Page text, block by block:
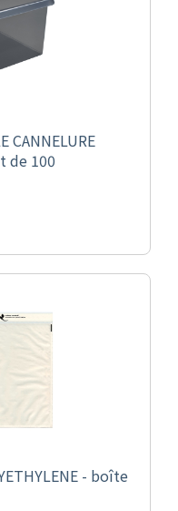
CANNELURE
de 100
- boîte